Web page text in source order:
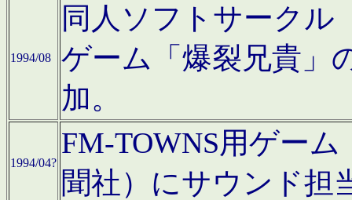
1994/08
同人ソフトサークル
ゲーム「爆裂兄貴」
加。
1994/04?
FM-TOWNS用ゲー
聞社）にサウンド担